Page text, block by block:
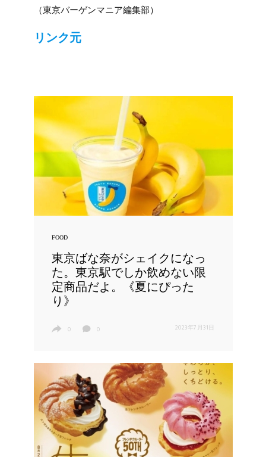
（東京バーゲンマニア編集部）
リンク元
FOOD
東京ばな奈がシェイクになっ
た。東京駅でしか飲めない限
定商品だよ。《夏にぴった
り》
0 0 2023年7月31日